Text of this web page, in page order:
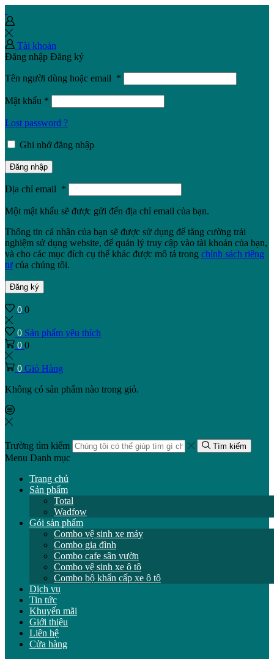
Tài khoản
Đăng nhập Đăng ký
Tên người dùng hoặc email *
Mật khẩu *
Lost password ?
Ghi nhớ đăng nhập
Đăng nhập
Địa chỉ email *
Một mật khẩu sẽ được gửi đến địa chỉ email của bạn.
Thông tin cá nhân của bạn sẽ được sử dụng để tăng cường trải
nghiệm sử dụng website, để quản lý truy cập vào tài khoản của bạn,
và cho các mục đích cụ thể khác được mô tả trong chính sách riêng
tư của chúng tôi.
Đăng ký
0 0
0 Sản phẩm yêu thích
0 0
0 Giỏ Hàng
Không có sản phẩm nào trong giỏ.
Trường tìm kiếm Tìm kiếm
Menu Danh mục
Trang chủ
Sản phẩm
Total
Wadfow
Gói sản phẩm
Combo vệ sinh xe máy
Combo gia đình
Combo cafe sân vườn
Combo vệ sinh xe ô tô
Combo bộ khẩn cấp xe ô tô
Dịch vụ
Tin tức
Khuyến mãi
Giới thiệu
Liên hệ
Cửa hàng